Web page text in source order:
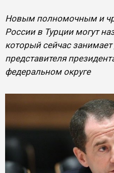
Новым полномочным и
России в Турции могут
который сейчас
представителя
федеральном округе